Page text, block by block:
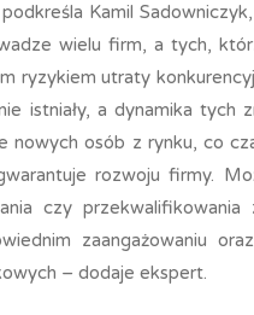
Kamil
wielu firm, a tych,
ryzykiem utraty
istniały, a dynamika tych
nowych osób z rynku, co
rozwoju firmy.
czy
zaangażowaniu
– dodaje ekspert.